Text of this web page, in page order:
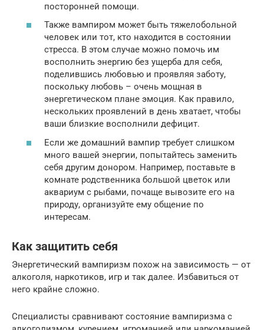
посторонней помощи.
Также вампиром может быть тяжелобольной
человек или тот, кто находится в состоянии
стресса. В этом случае можно помочь им
восполнить энергию без ущерба для себя,
поделившись любовью и проявляя заботу,
поскольку любовь – очень мощная в
энергетическом плане эмоция. Как правило,
нескольких проявлений в день хватает, чтобы
ваши близкие восполнили дефицит.
Если же домашний вампир требует слишком
много вашей энергии, попытайтесь заменить
себя другим донором. Например, поставьте в
комнате родственника большой цветок или
аквариум с рыбами, почаще вывозите его на
природу, организуйте ему общение по
интересам.
Как защитить себя
Энергетический вампиризм похож на зависимость — от
алкоголя, наркотиков, игр и так далее. Избавиться от
него крайне сложно.
Специалисты сравнивают состояние вампиризма с